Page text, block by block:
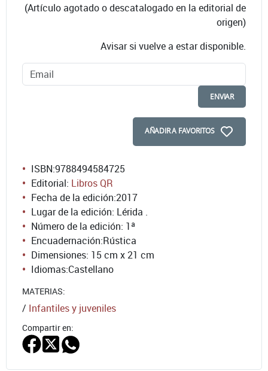
(Artículo agotado o descatalogado en la editorial de
origen)
Avisar si vuelve a estar disponible.
ENVIAR
AÑADIR A FAVORITOS
ISBN:9788494584725
Editorial: Libros QR
Fecha de la edición:2017
Lugar de la edición: Lérida .
Número de la edición: 1ª
Encuadernación:Rústica
Dimensiones: 15 cm x 21 cm
Idiomas:Castellano
MATERIAS:
/ Infantiles y juveniles
Compartir en: